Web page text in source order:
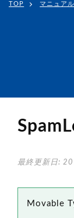
TOP マニュアル
最終更新日:
Movable